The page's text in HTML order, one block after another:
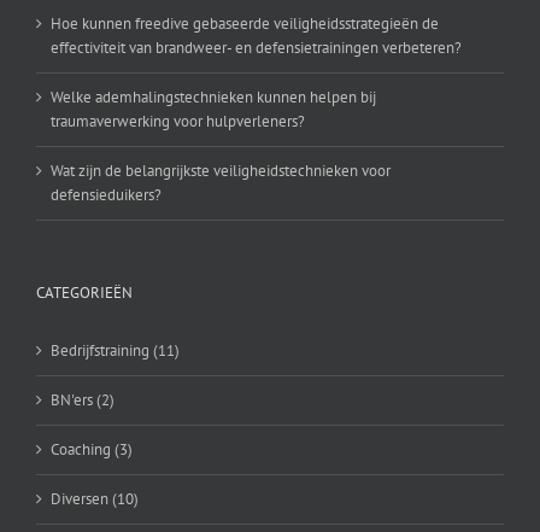
Hoe kunnen freedive gebaseerde veiligheidsstrategieën de
effectiviteit van brandweer- en defensietrainingen verbeteren?
Welke ademhalingstechnieken kunnen helpen bij
traumaverwerking voor hulpverleners?
Wat zijn de belangrijkste veiligheidstechnieken voor
defensieduikers?
CATEGORIEËN
Bedrijfstraining (11)
BN'ers (2)
Coaching (3)
Diversen (10)